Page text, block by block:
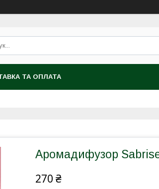
ТА ОПЛАТА
Аромадифузор
270 ₴